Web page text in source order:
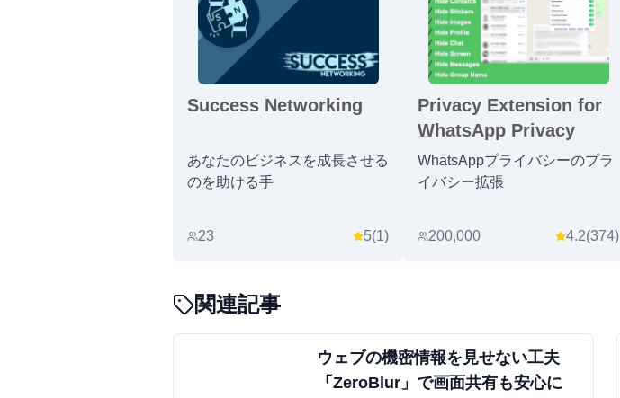
Success Networking
あなたのビジネスを成長させる
のを助ける手
23 5(1)
Privacy Extension for
WhatsApp Privacy
WhatsAppプライバシーのプラ
イバシー拡張
200,000 4.2(374)
関連記事
ウェブの機密情報を見せない工夫
「ZeroBlur」で画面共有も安心に